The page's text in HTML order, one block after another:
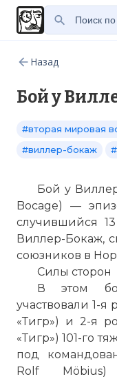
Назад
Бой у
#вторая мировая
#виллер-бокаж
Бой у
Bocage) —
случившийся
Виллер-Бокаж,
союзников в
Силы сторон
В этом
участвовали 1-я
«Тигр») и 2-я
«Тигр») 101-го
под
Rolf